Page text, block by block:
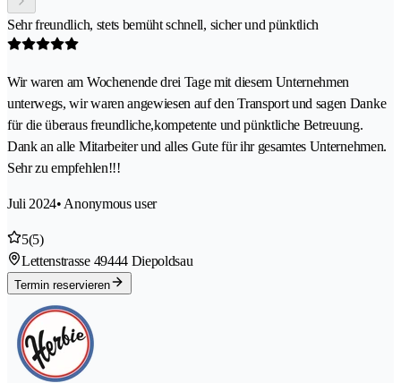
Sehr freundlich, stets bemüht schnell, sicher und pünktlich
Wir waren am Wochenende drei Tage mit diesem Unternehmen
unterwegs, wir waren angewiesen auf den Transport und sagen Danke
für die überaus freundliche,kompetente und pünktliche Betreuung.
Dank an alle Mitarbeiter und alles Gute für ihr gesamtes Unternehmen.
Sehr zu empfehlen!!!
Juli 2024• Anonymous user
5(5)
Lettenstrasse 49444 Diepoldsau
Termin reservieren